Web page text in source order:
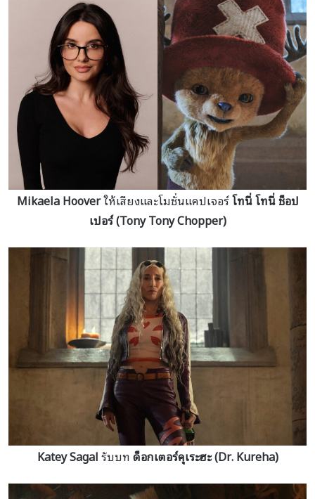
Mikaela Hooverให้เสียงและโมชั่นแคปเจอร์โทนี่ โทนี่ ช็อป
เปอร์ (Tony Tony Chopper)
Katey Sagalรับบทด็อกเตอร์คุเระฮะ (Dr. Kureha)